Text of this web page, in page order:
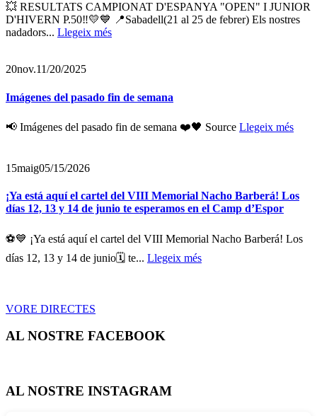
💥 RESULTATS CAMPIONAT D'ESPANYA "OPEN" I JUNIOR
D'HIVERN P.50‼️💛💙 📍Sabadell(21 al 25 de febrer) Els nostres
nadadors... Llegeix més
20nov.11/20/2025
Imágenes del pasado fin de semana
📢 Imágenes del pasado fin de semana ❤️🖤 Source Llegeix més
15maig05/15/2026
¡Ya está aquí el cartel del VIII Memorial Nacho Barberá! Los
días 12, 13 y 14 de junio te esperamos en el Camp d’Espor
⚽💙 ¡Ya está aquí el cartel del VIII Memorial Nacho Barberá! Los
días 12, 13 y 14 de junio🗓️ te... Llegeix més
VORE DIRECTES
AL NOSTRE FACEBOOK
AL NOSTRE INSTAGRAM